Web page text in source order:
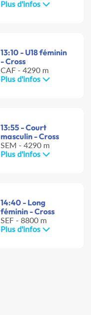
Plus d'infos
13:10 - U18 féminin
- Cross
CAF - 4290 m
Plus d'infos
13:55 - Court
masculin - Cross
SEM - 4290 m
Plus d'infos
14:40 - Long
féminin - Cross
SEF - 8800 m
Plus d'infos